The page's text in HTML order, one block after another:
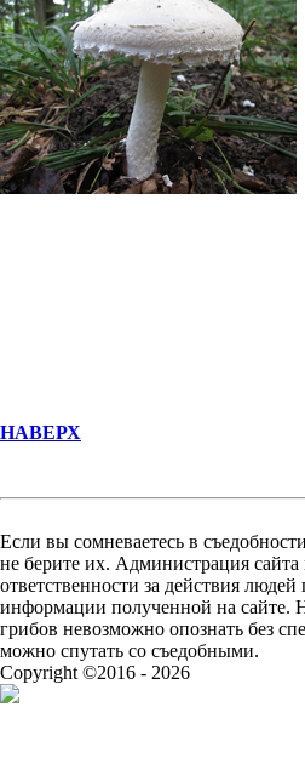
НАВЕРХ
Если вы сомневаетесь в
не берите их. Администрация сайта
ответственности за действия
информации полученной на сайте.
грибов невозможно опознать без
можно спутать со съедобными.
Copyright ©2016 - 2026